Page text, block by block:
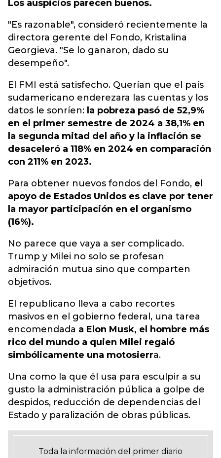
Los auspicios parecen buenos.
"Es razonable", consideró recientemente la
directora gerente del Fondo, Kristalina
Georgieva. "Se lo ganaron, dado su
desempeño".
El FMI está satisfecho. Querían que el país
sudamericano enderezara las cuentas y los
datos le sonríen: la pobreza pasó de 52,9%
en el primer semestre de 2024 a 38,1% en
la segunda mitad del año y la inflación se
desaceleró a 118% en 2024 en comparación
con 211% en 2023.
Para obtener nuevos fondos del Fondo, el
apoyo de Estados Unidos es clave por tener
la mayor participación en el organismo
(16%).
No parece que vaya a ser complicado.
Trump y Milei no solo se profesan
admiración mutua sino que comparten
objetivos.
El republicano lleva a cabo recortes
masivos en el gobierno federal, una tarea
encomendada a Elon Musk, el hombre más
rico del mundo a quien Milei regaló
simbólicamente una motosierra.
Una como la que él usa para esculpir a su
gusto la administración pública a golpe de
despidos, reducción de dependencias del
Estado y paralización de obras públicas.
Toda la información del primer diario